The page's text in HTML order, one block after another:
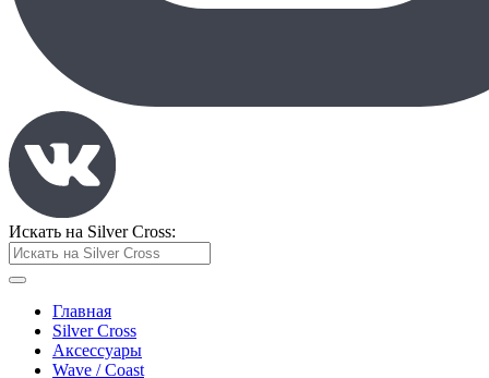
Искать на Silver Cross:
Главная
Silver Cross
Аксессуары
Wave / Coast